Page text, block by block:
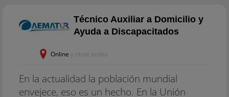
Técnico Auxiliar a Domicilio y
Ayuda a Discapacitados
Online y otras sedes
En la actualidad la población mundial
envejece, eso es un hecho. En la Unión